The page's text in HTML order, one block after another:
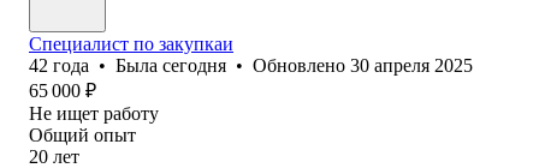
Специалист по закупкаи
42 года • Была сегодня • Обновлено 30 апреля 2025
65 000 ₽
Не ищет работу
Общий опыт
20 лет